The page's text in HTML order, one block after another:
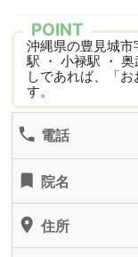
POINT
沖縄県の豊見城
駅 ・ 小禄駅 ・
しであれば、「
す。
phone 電話
turned_in 院名
location_on 住所